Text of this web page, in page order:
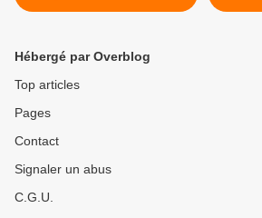
naissance » (Germaine
Hébergé par Overblog
Top articles
Pages
Contact
Signaler un abus
C.G.U.